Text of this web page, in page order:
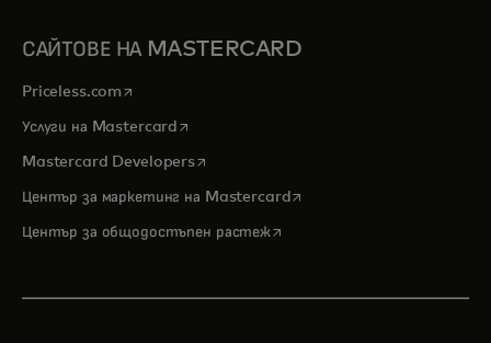
САЙТОВЕ НА MASTERCARD
Priceless.com opens in a new tab
Услуги на Mastercard opens in a new tab
Mastercard Developersopens in a new tab
Център за маркетинг на Mastercardopens in a new tab
Център за общодостъпен растежopens in a new tab